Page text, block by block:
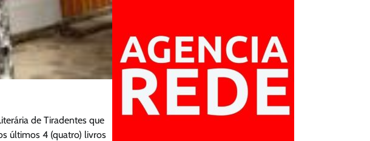
de Tiradentes que
últimos 4 (quatro) livros